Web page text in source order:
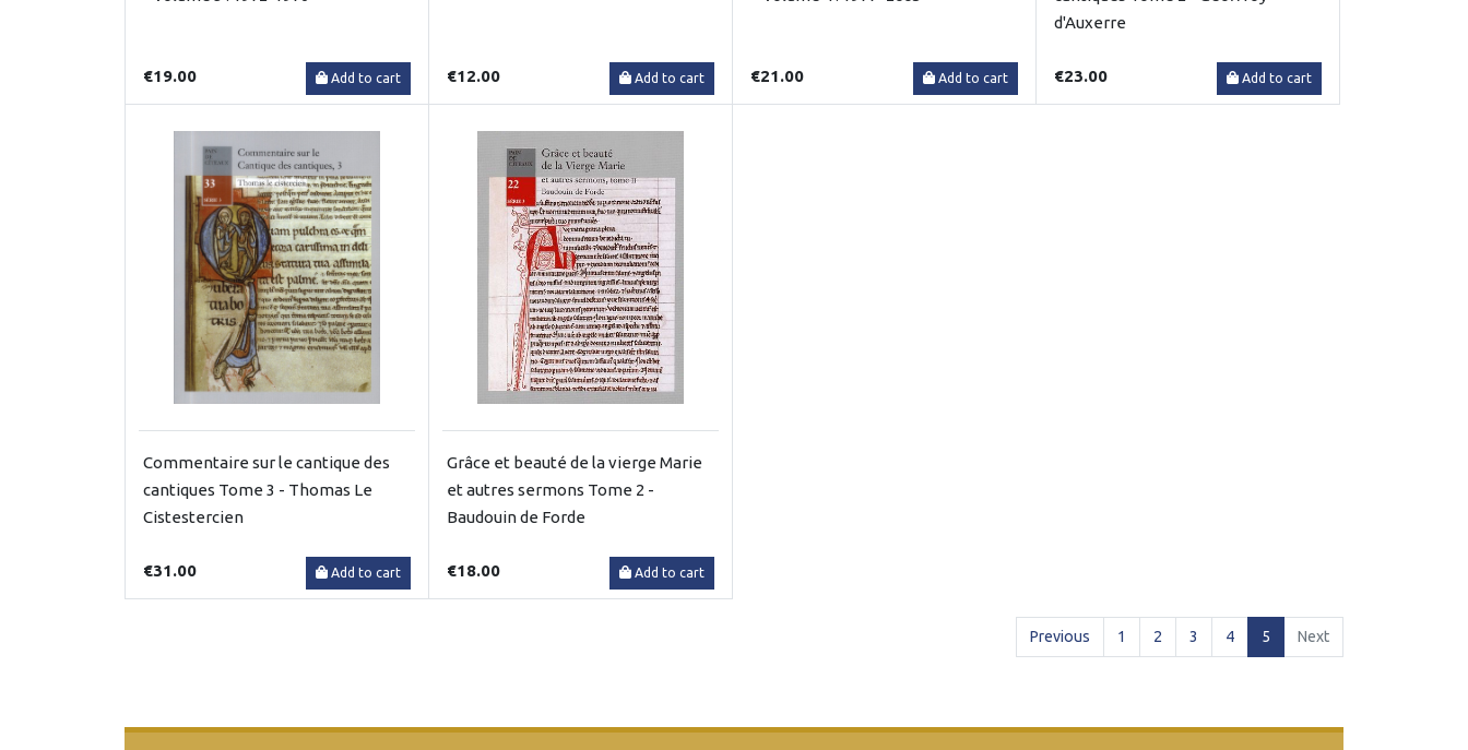
€19.00 Add to cart €12.00 Add to cart €21.00 Add to cart
d'Auxerre
€23.00 Add to cart
Commentaire sur le cantique des
cantiques Tome 3 - Thomas Le
Cistestercien
€31.00 Add to cart
Grâce et beauté de la vierge Marie
et autres sermons Tome 2 -
Baudouin de Forde
€18.00 Add to cart
Previous 1 2 3 4 5 (current)
Next